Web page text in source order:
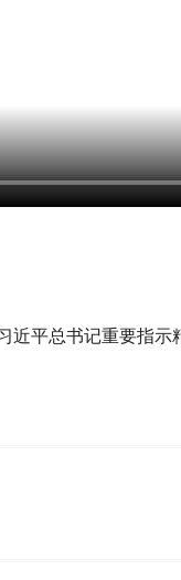
平总书记重要指示